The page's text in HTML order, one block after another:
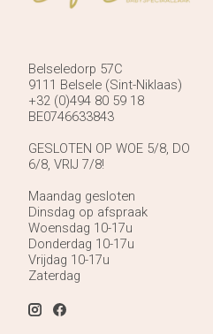
Belseledorp 57C
9111 Belsele (Sint-Niklaas)
+32 (0)494 80 59 18
BE0746633843
GESLOTEN OP WOE 5/8, DO
6/8, VRIJ 7/8!
Maandag gesloten
Dinsdag op afspraak
Woensdag 10-17u
Donderdag 10-17u
Vrijdag 10-17u
Zaterdag